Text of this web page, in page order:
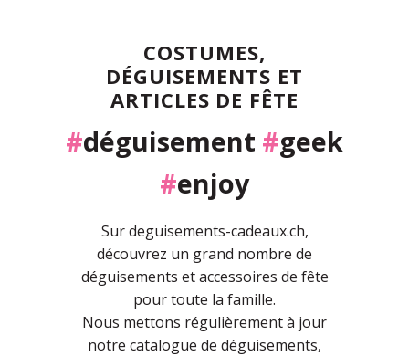
COSTUMES,
DÉGUISEMENTS ET
ARTICLES DE FÊTE
#déguisement #geek
#enjoy
Sur deguisements-cadeaux.ch,
découvrez un grand nombre de
déguisements et accessoires de fête
pour toute la famille.
Nous mettons régulièrement à jour
notre catalogue de déguisements,